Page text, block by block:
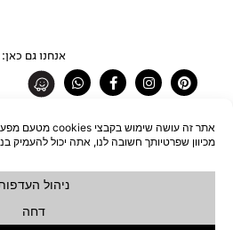
אנחנו גם כאן:
Pinterest
Instagram
Facebook-
f
Whatsapp
רוצים להתעדכן